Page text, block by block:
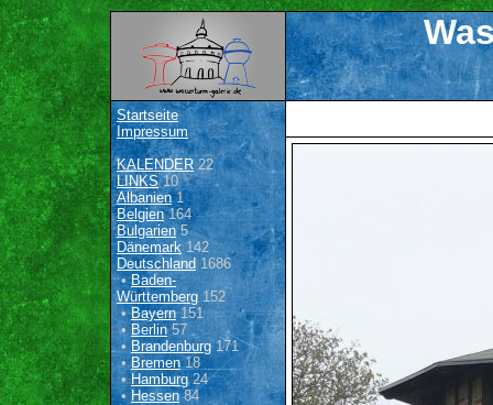
Startseite
Impressum
KALENDER22
LINKS10
Albanien1
Belgien164
Bulgarien 5
Dänemark142
Deutschland 1686
•Baden-
Württemberg 152
•Bayern151
•Berlin57
• Brandenburg171
• Bremen18
•Hamburg24
• Hessen84